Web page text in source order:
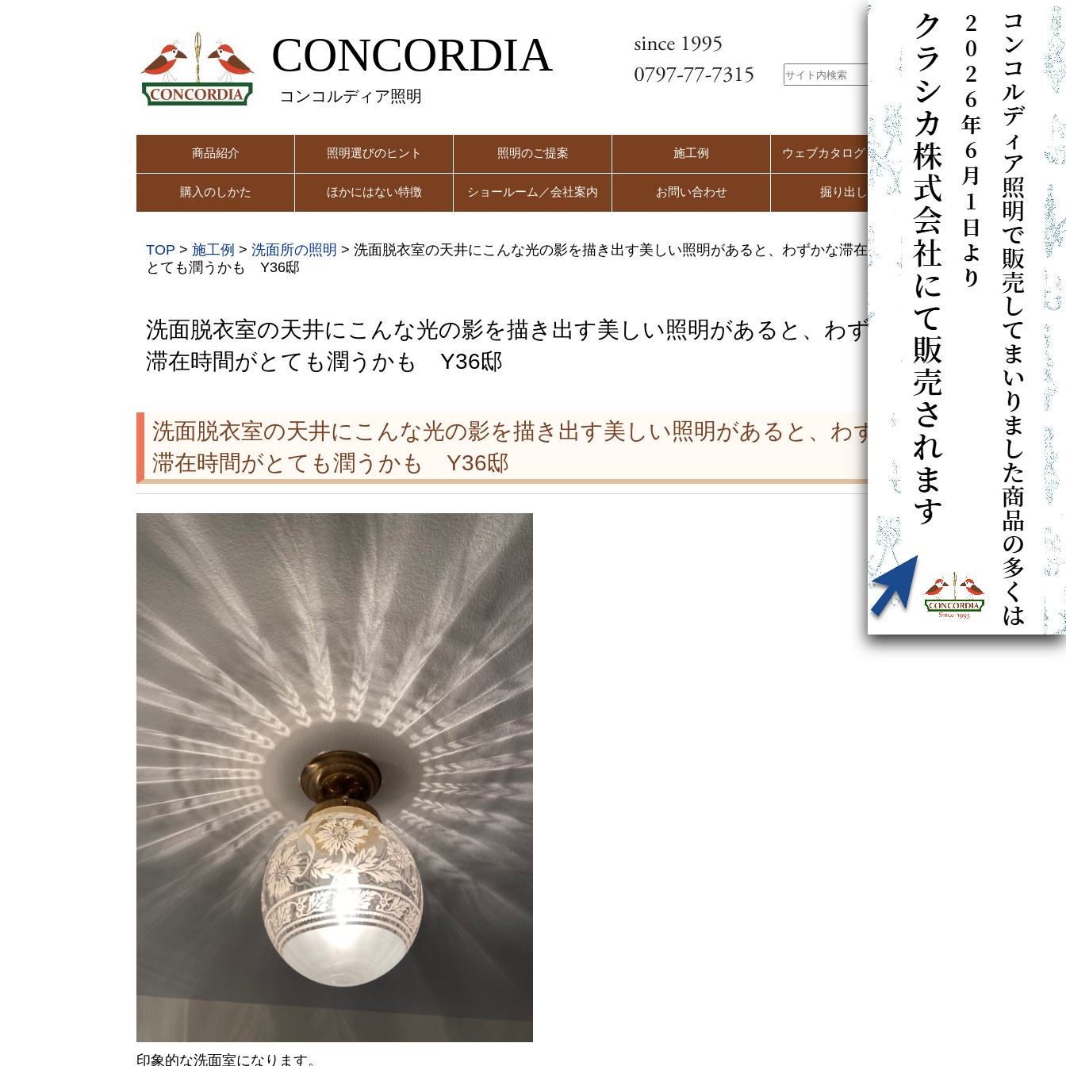
CONCORDIA
コンコルディア照明
商品紹介 照明選びのヒント 照明のご提案 施工例 ウェブカタログ（PC用）
購入のしかた ほかにはない特徴 ショールーム／会社案内 お問い合わせ 掘り出し市
TOP > 施工例 > 洗面所の照明 > 洗面脱衣室の天井にこんな光の影を描き出す美しい照明があると、わずかな滞在時間が
とても潤うかも Y36邸
洗面脱衣室の天井にこんな光の影を描き出す美しい照明があると、わずかな
滞在時間がとても潤うかも Y36邸
洗面脱衣室の天井にこんな光の影を描き出す美しい照明があると、わずかな
滞在時間がとても潤うかも Y36邸
印象的な洗面室になります。